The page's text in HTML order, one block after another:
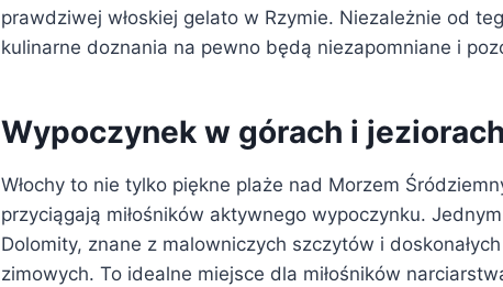
prawdziwej włoskiej gelato w Rzymie. Niezależnie od
kulinarne doznania na pewno będą niezapomniane i
Wypoczynek w górach i
Włochy to nie tylko piękne plaże nad Morzem
przyciągają miłośników aktywnego wypoczynku.
Dolomity, znane z malowniczych szczytów i
zimowych. To idealne miejsce dla miłośników